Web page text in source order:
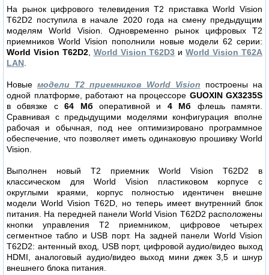
На рынок цифрового телевидения Т2 приставка World Vision
T62D2 поступила в начале 2020 года на смену предыдущим
моделям World Vision. Одновременно рынок цифровых Т2
приемников World Vision пополнили новые модели 62 серии:
World Vision T62D2, World Vision T62D3 иWorld Vision T62A
LAN.
Новыемодели Т2 приемников World Vision построены на
одной платформе, работают на процессоре GUOXIN GX3235S
в обвязке с64 Мб оперативной и 4 Мб флешь памяти.
Сравнивая с предыдущими моделями конфигурация вполне
рабочая и обычная, под нее оптимизировано программное
обеспечение, что позволяет иметь одинаковую прошивку World
Vision.
Выполнен новый Т2 приемник World Vision T62D2 в
классическом для World Vision пластиковом корпусе с
округлыми краями, корпус полностью идентичен внешне
модели World Vision T62D, но теперь имеет внутренний блок
питания. На передней панели World Vision T62D2 расположены
кнопки управления Т2 приемником, цифровое четырех
сегментное табло и USB порт. На задней панели World Vision
T62D2: антенный вход, USB порт, цифровой аудио/видео выход
HDMI, аналоговый аудио/видео выход мини джек 3,5 и шнур
внешнего блока питания.